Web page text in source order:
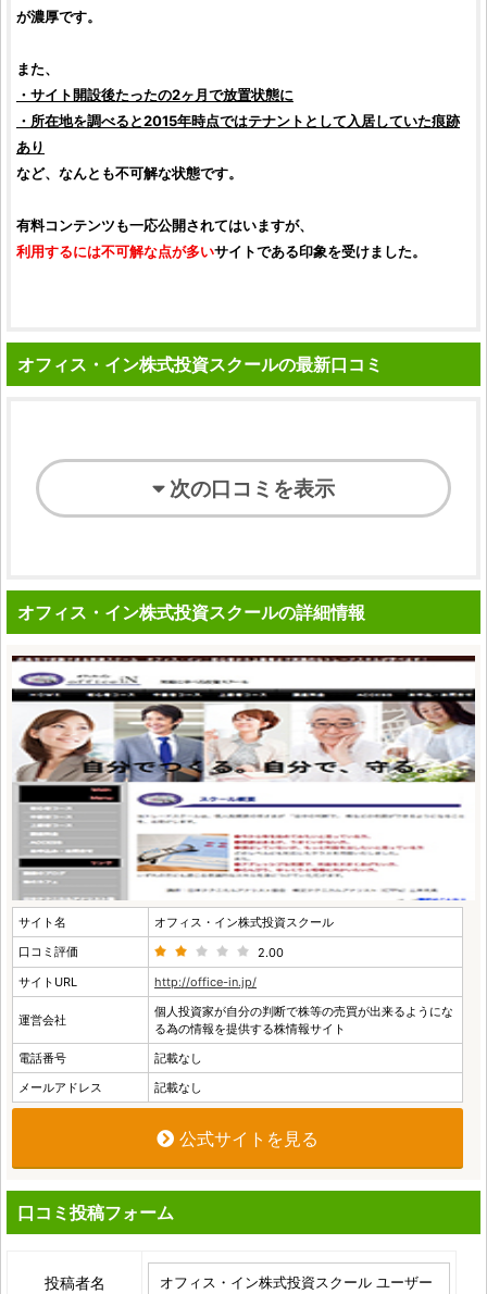
が濃厚です。
また、
・サイト開設後たったの2ヶ月で放置状態に
・所在地を調べると2015年時点ではテナントとして入居していた痕跡
あり
など、なんとも不可解な状態です。
有料コンテンツも一応公開されてはいますが、
利用するには不可解な点が多いサイトである印象を受けました。
オフィス・イン株式投資スクールの最新口コミ
次の口コミを表示
オフィス・イン株式投資スクールの詳細情報
サイト名
オフィス・イン株式投資スクール
口コミ評価
2.00
サイトURL
http://office-in.jp/
運営会社
個人投資家が自分の判断で株等の売買が出来るようにな
る為の情報を提供する株情報サイト
電話番号
記載なし
メールアドレス
記載なし
公式サイトを見る
口コミ投稿フォーム
投稿者名